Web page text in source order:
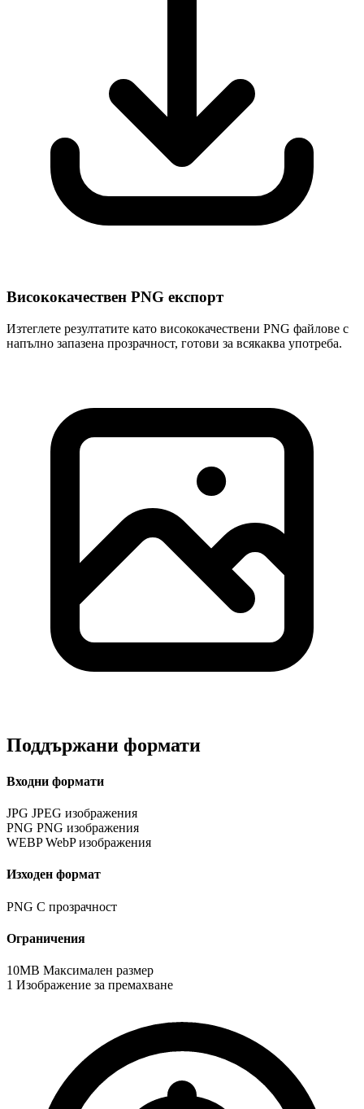
Висококачествен PNG експорт
Изтеглете резултатите като висококачествени PNG файлове с
напълно запазена прозрачност, готови за всякаква употреба.
Поддържани формати
Входни формати
JPG JPEG изображения
PNG PNG изображения
WEBPWebP изображения
Изходен формат
PNG С прозрачност
Ограничения
10MB Максимален размер
1 Изображение за премахване